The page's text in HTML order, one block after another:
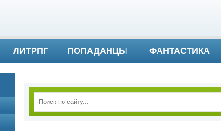
ЛИТРПГ ПОПАДАНЦЫ ФАНТАСТИКА